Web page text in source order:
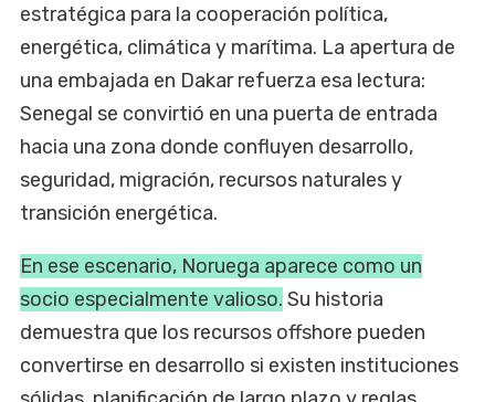
estratégica para la cooperación política,
energética, climática y marítima. La apertura de
una embajada en Dakar refuerza esa lectura:
Senegal se convirtió en una puerta de entrada
hacia una zona donde confluyen desarrollo,
seguridad, migración, recursos naturales y
transición energética.
En ese escenario, Noruega aparece como un
socio especialmente valioso. Su historia
demuestra que los recursos offshore pueden
convertirse en desarrollo si existen instituciones